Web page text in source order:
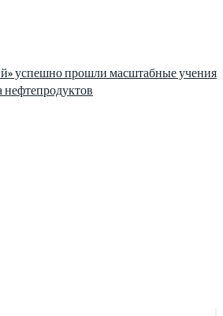
успешно прошли масштабные учения
нефтепродуктов